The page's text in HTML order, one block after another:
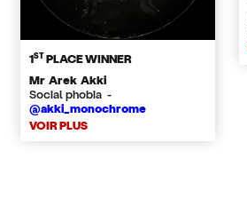
1STPLACE WINNER
Mr Arek Akki
Social phobia -
@akki_monochrome
VOIR PLUS